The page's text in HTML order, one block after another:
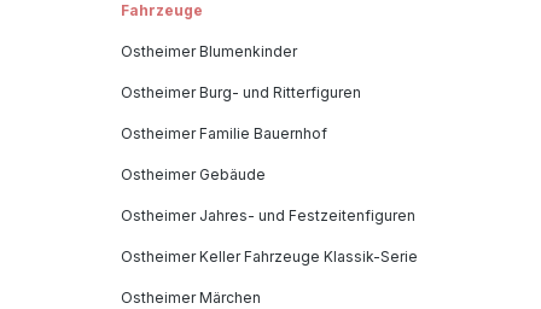
Fahrzeuge
Ostheimer Blumenkinder
Ostheimer Burg- und Ritterfiguren
Ostheimer Familie Bauernhof
Ostheimer Gebäude
Ostheimer Jahres- und Festzeitenfiguren
Ostheimer Keller Fahrzeuge Klassik-Serie
Ostheimer Märchen